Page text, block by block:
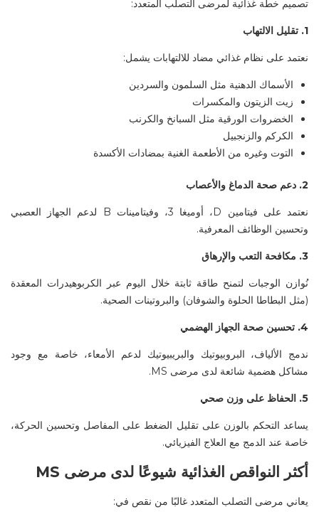
تصميم خطة غذائية لمرضى التصلب المتعدد:
1. تقليل الالتهاب
نعتمد على نظام غذائي مضاد للالتهابات يشمل:
الأسماك الدهنية مثل السلمون والسردين
زيت الزيتون والمكسرات
الخضروات الورقية مثل السبانخ والكرنب
الكركم والزنجبيل
التوت وغيره من الأطعمة الغنية بمضادات الأكسدة
2. دعم صحة الدماغ والأعصاب
نعتمد على فيتامين ، أوميغا
لدعم الجهاز العصبي
وتحسين الوظائف المعرفية.
3. مكافحة التعب والإرهاق
نُوازن الوجبات لتمنح طاقة ثابتة خلال اليوم عبر الكربوهيدرات المعقدة
(مثل البطاطا الحلوة والشوفان) والبروتينات الصحية.
4. تحسين صحة الجهاز الهضمي
ندمج الألياف، البروبيوتيك والبريبيوتيك لدعم الأمعاء، خاصة مع وجود
مشاكل هضمية شائعة لدى مرضى
5. الحفاظ على وزن صحي
يساعد التحكم بالوزن على تقليل الضغط على المفاصل وتحسين الحركة،
خاصة عند الدمج مع العلاج الفيزيائي.
أكثر النواقص الغذائية شيوعًا لدى مرضى
يعاني مرضى التصلب المتعدد غالبًا من نقص في: